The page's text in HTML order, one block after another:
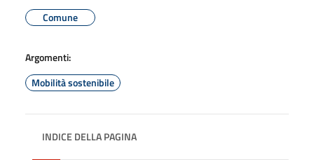
Comune
Argomenti:
Mobilità sostenibile
INDICE DELLA PAGINA